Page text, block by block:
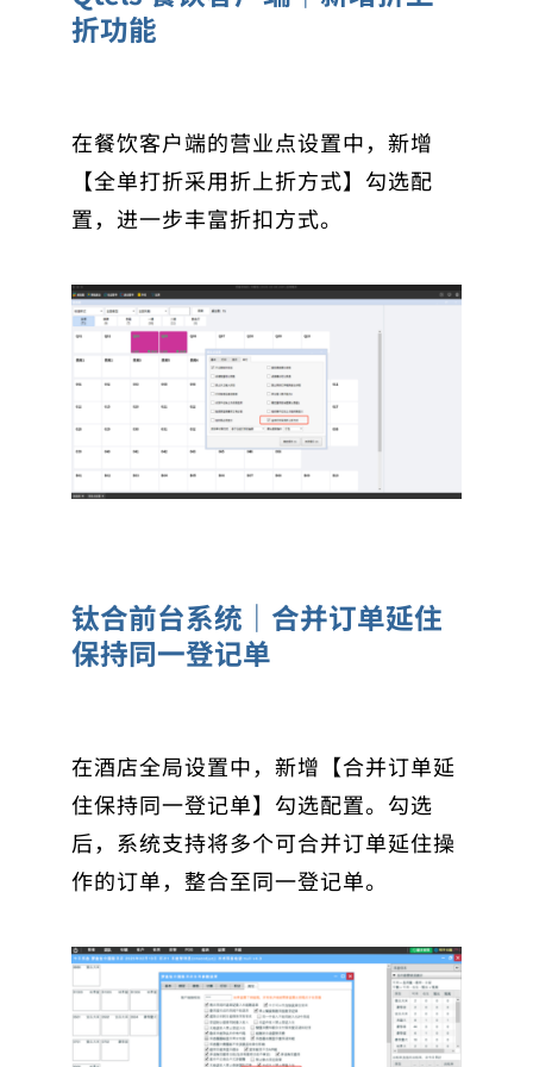
折功能
在餐饮客户端的营业点设置中，新增
【全单打折采用折上折方式】勾选配
置，进一步丰富折扣方式。
钛合前台系统｜合并订单延住
保持同一登记单
在酒店全局设置中，新增【合并订单延
住保持同一登记单】勾选配置。勾选
后，系统支持将多个可合并订单延住操
作的订单，整合至同一登记单。